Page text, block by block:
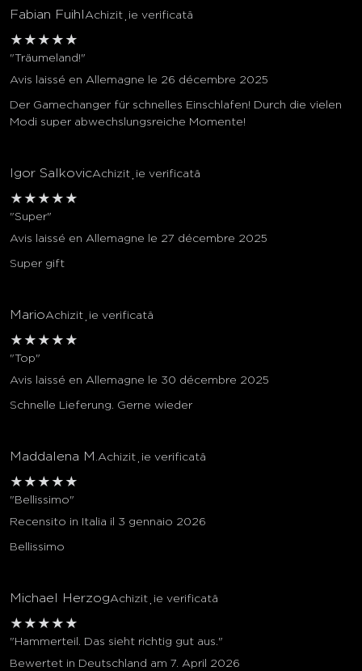
Fabian Fuihl Achiziție verificată
★ ★ ★ ★ ★
"Träumeland!"
Avis laissé en Allemagne le 26 décembre 2025
Der Gamechanger für schnelles Einschlafen! Durch die vielen
Modi super abwechslungsreiche Momente!
Igor SalkovicAchiziție verificată
★ ★ ★ ★ ★
"Super"
Avis laissé en Allemagne le 27 décembre 2025
Super gift
MarioAchiziție verificată
★ ★ ★ ★ ★
"Top"
Avis laissé en Allemagne le 30 décembre 2025
Schnelle Lieferung. Gerne wieder
Maddalena M.Achiziție verificată
★ ★ ★ ★ ★
"Bellissimo"
Recensito in Italia il 3 gennaio 2026
Bellissimo
Michael HerzogAchiziție verificată
★ ★ ★ ★ ★
"Hammerteil. Das sieht richtig gut aus."
Bewertet in Deutschland am 7. April 2026